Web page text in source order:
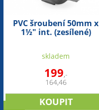
PVC šroubení 50mm x
1½" int. (zesílené)
skladem
199,-
164,46